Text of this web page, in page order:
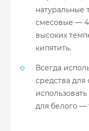
натуральные
смесовые —
высоких
кипятить.
Всегда
средства
для белого —